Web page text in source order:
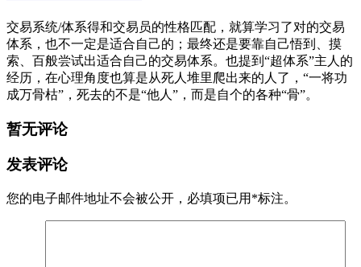
交易系统/体系得和交易员的性格匹配，就算学习了对的交易
体系，也不一定是适合自己的；最终还是要靠自己悟到、摸
索、百般尝试出适合自己的交易体系。也提到“超体系”主人的
经历，在心理角度也算是从死人堆里爬出来的人了，“一将功
成万骨枯”，死去的不是“他人”，而是自个的各种“骨”。
暂无评论
发表评论
您的电子邮件地址不会被公开， 必填项已用 *标注。